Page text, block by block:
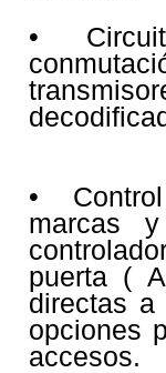
•
• Control
marcas
puerta (
directas a
opciones
accesos.